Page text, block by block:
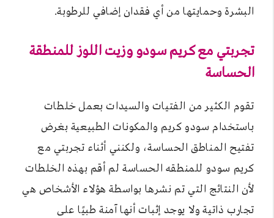
البشرة وحمايتها من أي فقدان إضافي للرطوبة.
تجربتي مع كريم سودو وزيت اللوز للمنطقة
الحساسة
تقوم الكثير من الفتيات والسيدات بعمل خلطات
باستخدام سودو كريم والمكونات الطبيعية بغرض
تفتيح المناطق الحساسة، ولكنني أثناء تجربتي مع
كريم سودو للمنطقه الحساسة لم أقم بهذه الخلطات
لأن النتائج التي تم نشرها بواسطة هؤلاء الأشخاص هي
تجارب ذاتية ولا يوجد إثبات أنها آمنة طبيًا على